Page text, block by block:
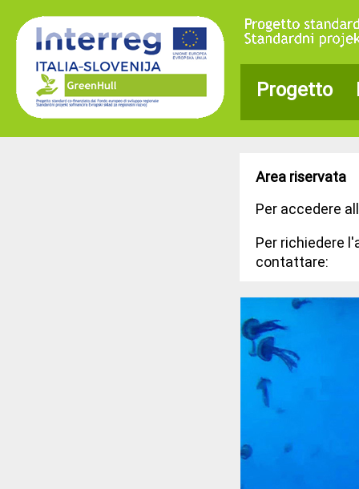
Progetto
Area riservata
Per accedere
Per richiedere
contattare: